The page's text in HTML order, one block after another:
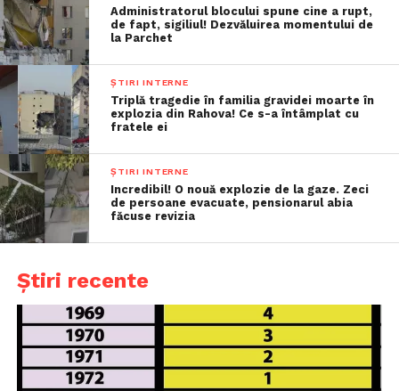
Administratorul blocului spune cine a rupt,
de fapt, sigiliul! Dezvăluirea momentului de
la Parchet
ȘTIRI INTERNE
Triplă tragedie în familia gravidei moarte în
explozia din Rahova! Ce s-a întâmplat cu
fratele ei
ȘTIRI INTERNE
Incredibil! O nouă explozie de la gaze. Zeci
de persoane evacuate, pensionarul abia
făcuse revizia
Știri recente